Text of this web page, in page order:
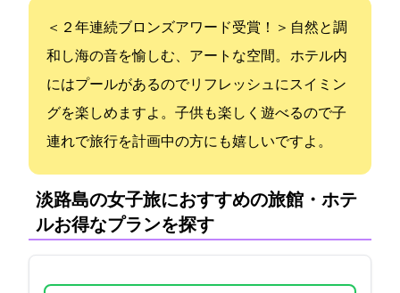
＜２年連続ブロンズアワード受賞！＞ 自然と調
和し海の音を愉しむ、アートな空間。 ホテル内
にはプールがあるのでリフレッシュにスイミン
グを楽しめますよ。子供も楽しく遊べるので子
連れで旅行を計画中の方にも嬉しいですよ。
淡路島の女子旅におすすめの旅館・ホテ
ル:お得なプランを探す